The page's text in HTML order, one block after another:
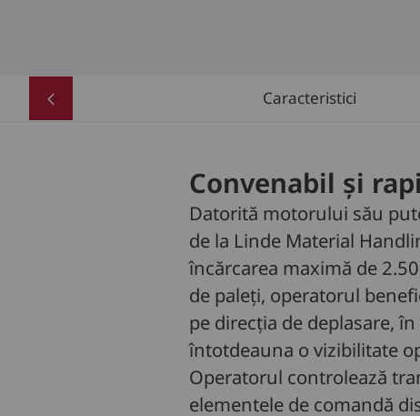
Caracteristici
Convenabil și
Datorită motorului său
de la Linde Material
încărcarea maximă de
de paleți, operatorul
pe direcția de deplasare,
întotdeauna o vizibilitate
Operatorul controlează
elementele de comandă